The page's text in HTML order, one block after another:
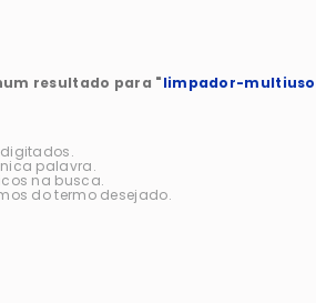
resultado para "limpador-
palavra.
na busca.
do termo desejado.